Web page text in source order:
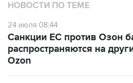
НОВОСТИ ПО ТЕМЕ
24 июля 08:44
Санкции ЕС против Озон
распространяются на
Ozon